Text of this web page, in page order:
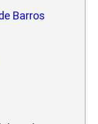
Barros